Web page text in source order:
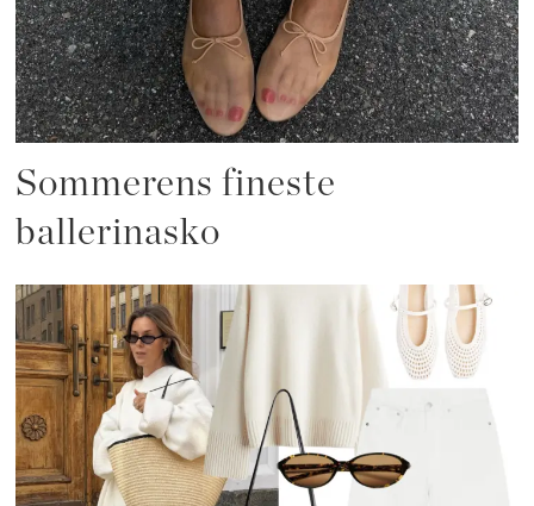
Sommerens fineste
ballerinasko